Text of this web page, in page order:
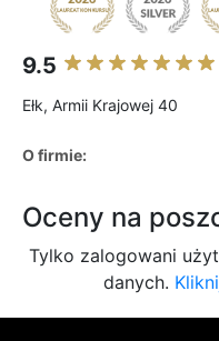
9.5
Ełk, Armii Krajowej 40
O firmie:
Oceny na
Tylko zalogowani
danych.